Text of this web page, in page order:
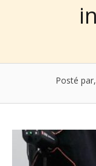
Posté